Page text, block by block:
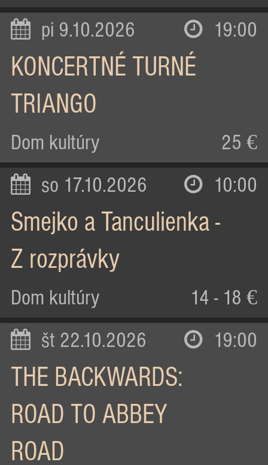
pi 9.10.2026 19:00
KONCERTNÉ TURNÉ
TRIANGO
Dom kultúry 25 €
so 17.10.2026 10:00
Smejko a Tanculienka -
Z rozprávky
Dom kultúry 14 - 18 €
št 22.10.2026 19:00
THE BACKWARDS:
ROAD TO ABBEY
ROAD